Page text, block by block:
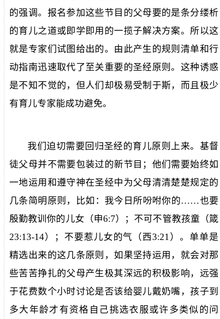
的强调。报名参加这些节目的父母要的是条分缕析
的育儿之道或即学即用的一揽子解决方案。所以这
就是专家们试图给出的。由此产生的规则清单和行
动指南迅速取代了至关重要的圣经原则。这种诱惑
是不知不觉的，但人们却极易受制于斯，而且极少
有育儿专家能成功避免。
我们迫切需要回归圣经的育儿原则上来。基督
徒父母并不需要包装过的新节目；他们需要始终如
一地运用和遵守神在圣经中为父母清清楚楚规定的
几条简明原则，比如：我今日所吩咐你的……也要
殷勤教训你的儿女（申6:7）；不可不管教孩童（箴
23:13-14）；不要惹儿女的气（西3:21 ）。单单是
精选出来的这几条原则，如果坚持运用，就会对那
些苦苦挣扎的父母产生极其深远的积极影响，远强
于花费数个小时讨论是否该给婴儿戴奶嘴，孩子到
多大年龄才有资格自己挑选衣服或许多类似的问